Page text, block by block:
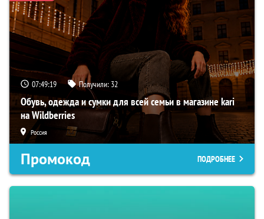
07:49:18 Получили: 32
Обувь, одежда и сумки для всей семьи в магазине kari
на Wildberries
Россия
Промокод ПОДРОБНЕЕ